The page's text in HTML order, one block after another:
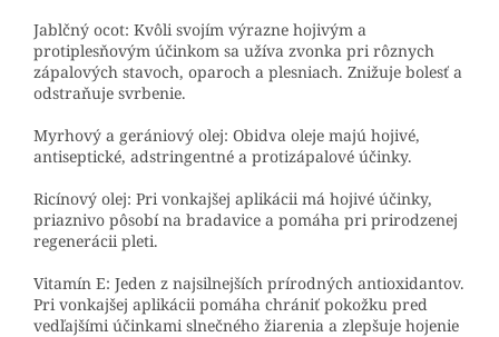
Jablčný ocot: Kvôli svojím výrazne hojivým a
protiplesňovým účinkom sa užíva zvonka pri rôznych
zápalových stavoch, oparoch a plesniach. Znižuje bolesť a
odstraňuje svrbenie.
Myrhový a gerániový olej: Obidva oleje majú hojivé,
antiseptické, adstringentné a protizápalové účinky.
Ricínový olej: Pri vonkajšej aplikácii má hojivé účinky,
priaznivo pôsobí na bradavice a pomáha pri prirodzenej
regenerácii pleti.
Vitamín E: Jeden z najsilnejších prírodných antioxidantov.
Pri vonkajšej aplikácii pomáha chrániť pokožku pred
vedľajšími účinkami slnečného žiarenia a zlepšuje hojenie